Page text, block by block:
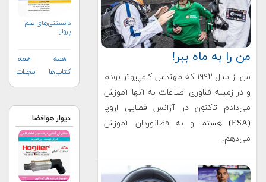
من را به ماه ببر!
من از سال ۱۹۹۲ که مهندس کامپیوتر بودم
و در زمینه فناوری اطلاعات به آنها آموزش
می‌دادم تاکنون در آژانس فضایی اروپا
(ESA) هستم و به فضانوردان آموزش
می‌دهم.
دانستنی‌های علم
پرواز
همه
کتاب‌ها
همه
مجلات
دیوار هوافضا